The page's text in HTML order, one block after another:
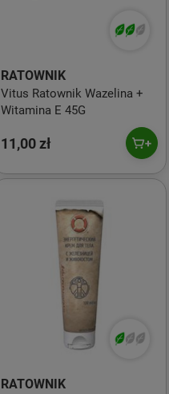
RATOWNIK
Vitus Ratownik Wazelina +
Witamina E 45G
11,00 zł
RATOWNIK